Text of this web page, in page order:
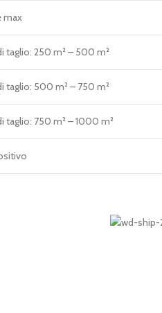
max
taglio: 250 m² – 500 m²
taglio: 500 m² – 750 m²
taglio: 750 m² – 1000 m²